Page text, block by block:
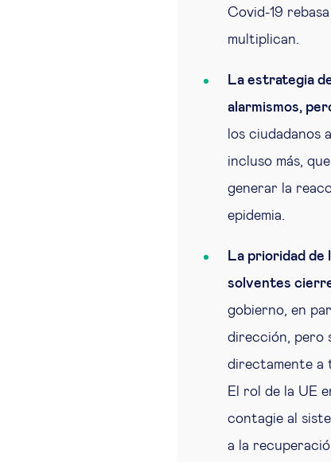
Covid-19
multiplican.
La estrategia
alarmismos,
los ciudadanos
incluso más,
generar la
epidemia.
La prioridad de
solventes
gobierno, en
dirección, pero
directamente a
El rol de la UE
contagie al
a la